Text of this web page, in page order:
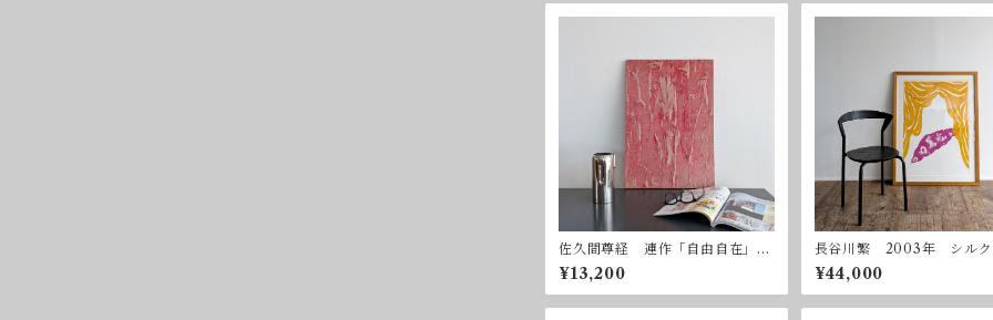
佐久間尊経 連作「自由自在」ー
赤 2003年 ミクストメディア
¥13,200
長谷川繁 2003年 シルク
リーン 額付属
¥44,000